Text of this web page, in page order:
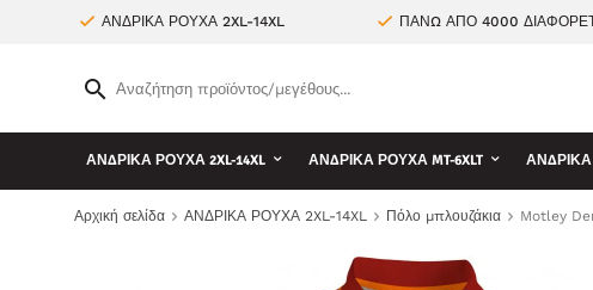
ΑΝΔΡΙΚΑ ΡΟΥΧΑ 2XL-14XL ΠΑΝΩ ΑΠΟ 4000
ΑΝΔΡΙΚΑ ΡΟΥΧΑ 2XL-14XL ΑΝΔΡΙΚΑ ΡΟΥΧΑ MT-6XLT ΑΝΔΡΙΚΆ
Αρχική σελίδα ΑΝΔΡΙΚΑ ΡΟΥΧΑ 2XL-14XL Πόλο μπλουζάκια Motley